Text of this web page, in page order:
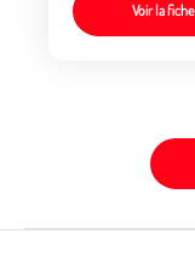
Voir la fiche